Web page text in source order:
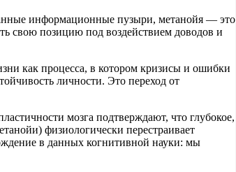
информационные пузыри, метанойя — это
свою позицию под воздействием доводов и
как процесса, в котором кризисы и ошибки
личности. Это переход от
мозга подтверждают, что глубокое,
физиологически перестраивает
в данных когнитивной науки: мы